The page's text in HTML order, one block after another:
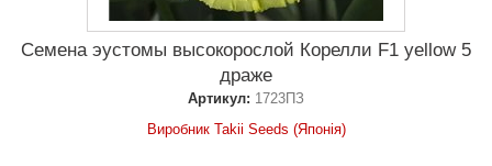
Семена эустомы высокорослой Корелли F1 yellow 5
драже
Артикул: 1723ПЗ
Виробник Takii Seeds (Японія)